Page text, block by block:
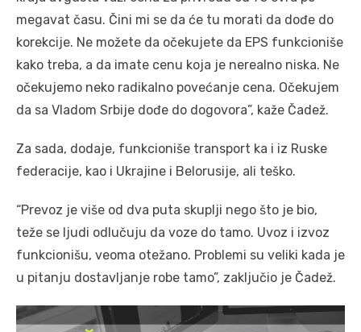
megavat času. Čini mi se da će tu morati da dođe do
korekcije. Ne možete da očekujete da EPS funkcioniše
kako treba, a da imate cenu koja je nerealno niska. Ne
očekujemo neko radikalno povećanje cena. Očekujem
da sa Vladom Srbije dođe do dogovora”, kaže Čadež.
Za sada, dodaje, funkcioniše transport ka i iz Ruske
federacije, kao i Ukrajine i Belorusije, ali teško.
“Prevoz je više od dva puta skuplji nego što je bio,
teže se ljudi odlučuju da voze do tamo. Uvoz i izvoz
funkcionišu, veoma otežano. Problemi su veliki kada je
u pitanju dostavljanje robe tamo”, zaključio je Čadež.